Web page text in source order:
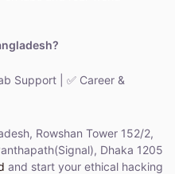
Support | ✅ Career &
Rowshan Tower 152/2,
Dhaka 1205
and start your ethical hacking